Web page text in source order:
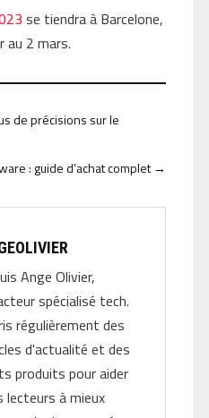
se tiendra à Barcelone,
au 2 mars.
de précisions sur le
: guide d’achat complet→
Ange Olivier,
spécialisé tech.
régulièrement des
d'actualité et des
produits pour aider
lecteurs à mieux